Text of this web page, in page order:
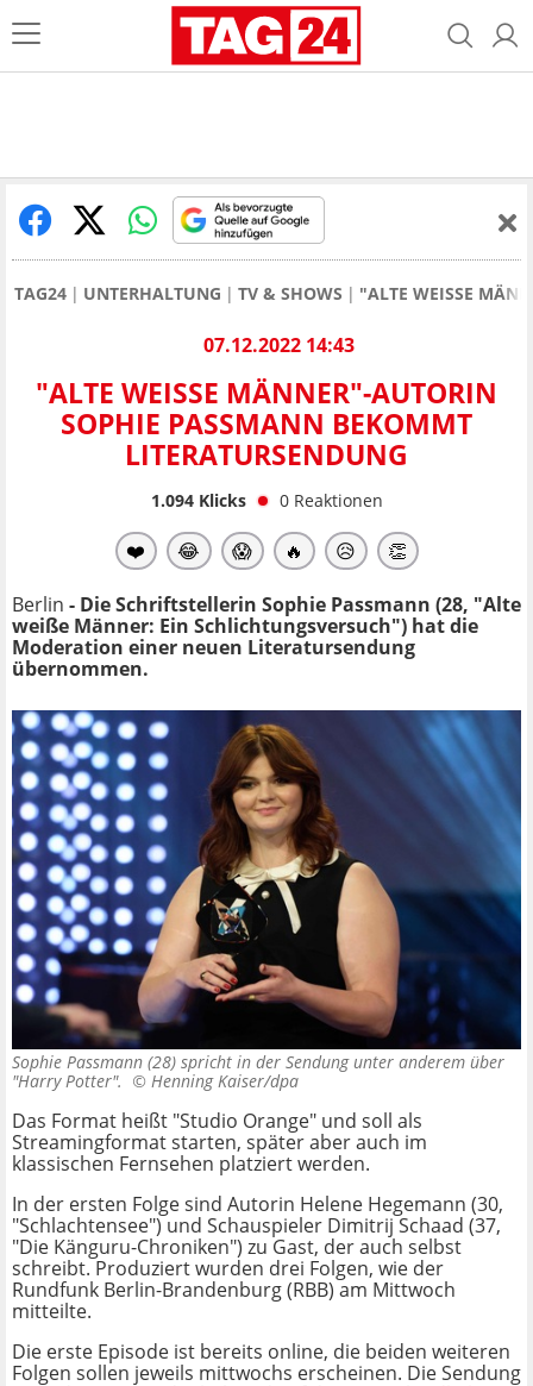
TAG24 UNTERHALTUNG TV & SHOWS "ALTE WEISSE
07.12.2022 14:43
"ALTE WEISSE MÄNNER"-AUTORIN S
OPHIE PASSMANN BEKOMMT L
ITERATURSENDUNG
1.094Klicks 0 Reaktionen
❤️ 😂 😱 🔥 😥 👏
Berlin - Die Schriftstellerin Sophie Passmann (28, "Alte
weiße Männer: Ein Schlichtungsversuch") hat die
Moderation einer neuen Literatursendung
übernommen.
Sophie Passmann (28) spricht in der Sendung unter anderem über
"Harry Potter". © Henning Kaiser/dpa
Das Format heißt "Studio Orange" und soll als
Streamingformat starten, später aber auch im
klassischen Fernsehen platziert werden.
In der ersten Folge sind Autorin Helene Hegemann (30,
"Schlachtensee") und Schauspieler Dimitrij Schaad (37,
"Die Känguru-Chroniken") zu Gast, der auch selbst
schreibt. Produziert wurden drei Folgen, wie der
Rundfunk Berlin-Brandenburg (RBB) am Mittwoch
mitteilte.
Die erste Episode ist bereits online, die beiden weiteren
Folgen sollen jeweils mittwochs erscheinen. Die Sendung